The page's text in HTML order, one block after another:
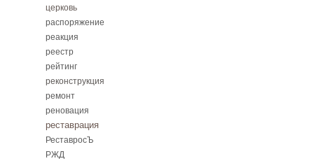
церковь
распоряжение
реакция
реестр
рейтинг
реконструкция
ремонт
реновация
реставрация
РеставросЪ
РЖД